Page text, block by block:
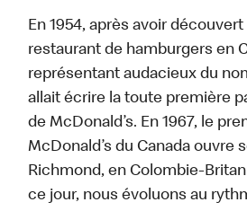
En 1954, après avoir
restaurant de hamburgers en
représentant audacieux du
allait écrire la toute première
de McDonald’s. En 1967, le
McDonald’s du Canada ouvre
Richmond, en Colombie-
ce jour, nous évoluons au